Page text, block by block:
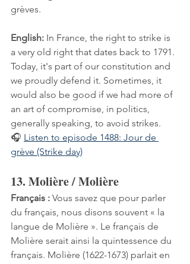
grèves.
English: In France, the right to strike is
a very old right that dates back to 1791.
Today, it's part of our constitution and
we proudly defend it. Sometimes, it
would also be good if we had more of
an art of compromise, in politics,
generally speaking, to avoid strikes.
🎧 Listen to episode 1488: Jour de
grève (Strike day)
13. Molière / Molière
Français : Vous savez que pour parler
du français, nous disons souvent « la
langue de Molière ». Le français de
Molière serait ainsi la quintessence du
français. Molière (1622-1673) parlait en